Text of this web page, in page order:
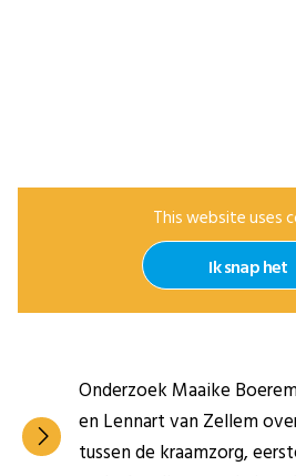
This website uses
Ik snap het
Onderzoek Maaike
en Lennart van Zellem
tussen de kraamzorg,